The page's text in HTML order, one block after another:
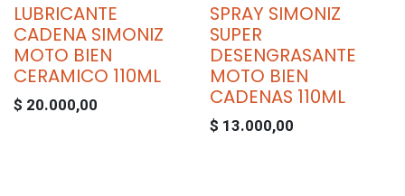
LUBRICANTE
CADENA SIMONIZ
MOTO BIEN
CERAMICO 110ML
$ 20.000,00
SPRAY SIMONIZ
SUPER
DESENGRASANTE
MOTO BIEN
CADENAS 110ML
$ 13.000,00